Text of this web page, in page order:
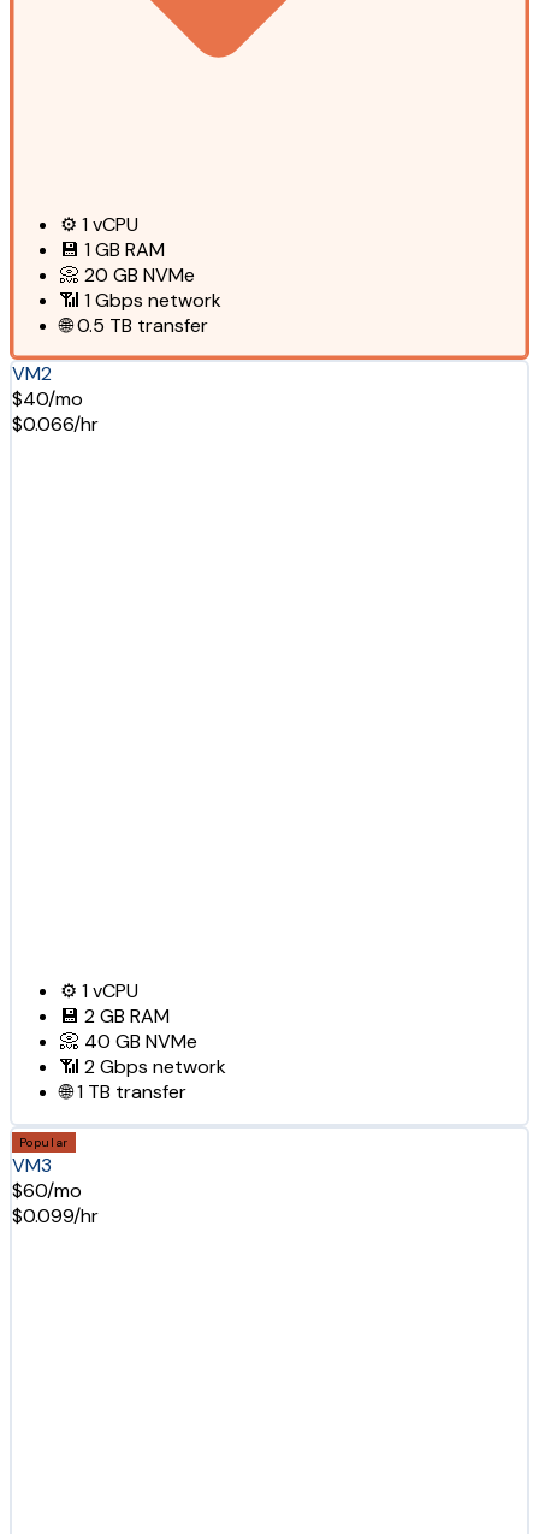
⚙️ 1vCPU
💾 1 GB RAM
📀 20 GB NVMe
📶 1 Gbps network
🌐0.5 TB transfer
VM2
$40/mo
$0.066/hr
⚙️ 1vCPU
💾 2 GB RAM
📀 40 GB NVMe
📶 2 Gbps network
🌐1 TB transfer
Popular
VM3
$60/mo
$0.099/hr